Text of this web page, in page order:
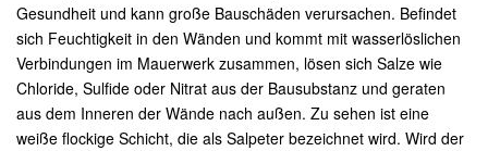
Gesundheit und kann große Bauschäden verursachen. Befindet
sich Feuchtigkeit in den Wänden und kommt mit wasserlöslichen
Verbindungen im Mauerwerk zusammen, lösen sich Salze wie
Chloride, Sulfide oder Nitrat aus der Bausubstanz und geraten
aus dem Inneren der Wände nach außen. Zu sehen ist eine
weiße flockige Schicht, die als Salpeter bezeichnet wird. Wird der